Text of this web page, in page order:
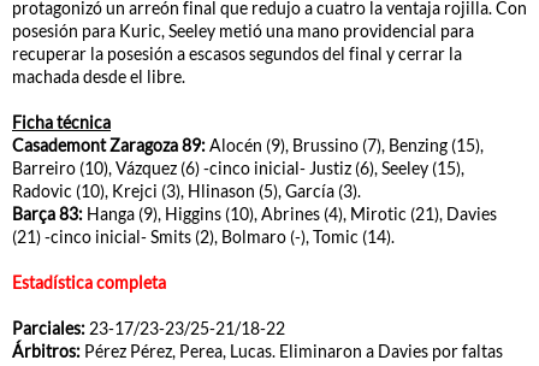
protagonizó un arreón final que redujo a cuatro la ventaja rojilla. Con
posesión para Kuric, Seeley metió una mano providencial para
recuperar la posesión a escasos segundos del final y cerrar la
machada desde el libre.
Ficha técnica
Casademont Zaragoza 89:Alocén (9), Brussino (7), Benzing (15),
Barreiro (10), Vázquez (6) -cinco inicial- Justiz (6), Seeley (15),
Radovic (10), Krejci (3), Hlinason (5), García (3).
Barça 83: Hanga (9), Higgins (10), Abrines (4), Mirotic (21), Davies
(21) -cinco inicial- Smits (2), Bolmaro (-), Tomic (14).
Estadística completa
Parciales: 23-17/23-23/25-21/18-22
Árbitros: Pérez Pérez, Perea, Lucas. Eliminaron a Davies por faltas